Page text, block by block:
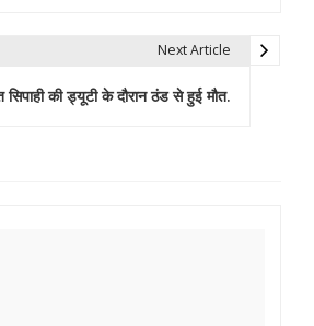
Next Article
सिपाही की ड्यूटी के दौरान ठंड से हुई मौत.